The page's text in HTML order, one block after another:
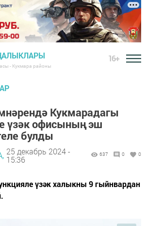
- Кукмара районы
16+
Кукмарадагы
үзәк офисының эш
булды
25 декабрь 2024 -
15:36
637 0 0
үзәк халыкны 9 гыйнвардан